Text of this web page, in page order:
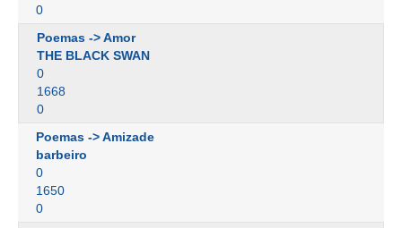
0
Poemas -> Amor
THE BLACK SWAN
0
1668
0
Poemas -> Amizade
barbeiro
0
1650
0